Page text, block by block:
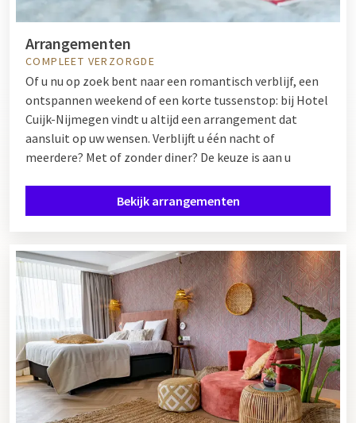
Arrangementen
COMPLEET VERZORGDE
Of u nu op zoek bent naar een romantisch verblijf, een
ontspannen weekend of een korte tussenstop: bij Hotel
Cuijk-Nijmegen vindt u altijd een arrangement dat
aansluit op uw wensen. Verblijft u één nacht of
meerdere? Met of zonder diner? De keuze is aan u
Bekijk arrangementen